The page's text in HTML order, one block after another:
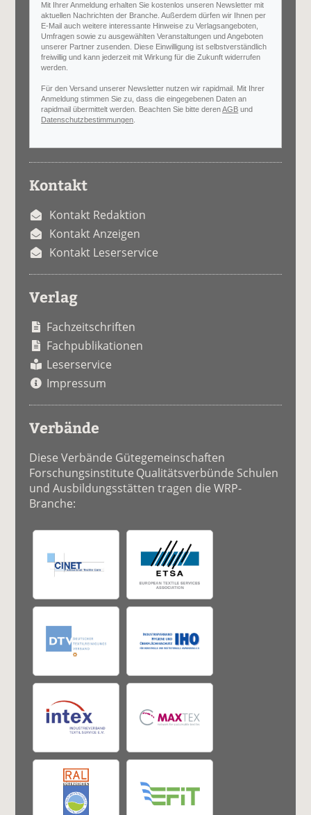
Mit Ihrer Anmeldung erhalten Sie kostenlos unseren Newsletter mit
aktuellen Nachrichten der Branche. Außerdem dürfen wir Ihnen per
E-Mail auch weitere interessante Hinweise zu Verlagsangeboten,
Umfragen sowie zu ausgewählten Veranstaltungen und Angeboten
unserer Partner zusenden. Diese Einwilligung ist selbstverständlich
freiwillig und kann jederzeit mit Wirkung für die Zukunft widerrufen
werden.
Für den Versand unserer Newsletter nutzen wir rapidmail. Mit Ihrer
Anmeldung stimmen Sie zu, dass die eingegebenen Daten an
rapidmail übermittelt werden. Beachten Sie bitte derenAGB und
Datenschutzbestimmungen
Kontakt
Kontakt Redaktion
Kontakt Anzeigen
Kontakt Leserservice
Verlag
Fachzeitschriften
Fachpublikationen
Leserservice
Impressum
Verbände
Diese Verbände Gütegemeinschaften
Forschungsinstitute Qualitätsverbünde Schulen
und Ausbildungsstätten tragen die WRP-
Branche: